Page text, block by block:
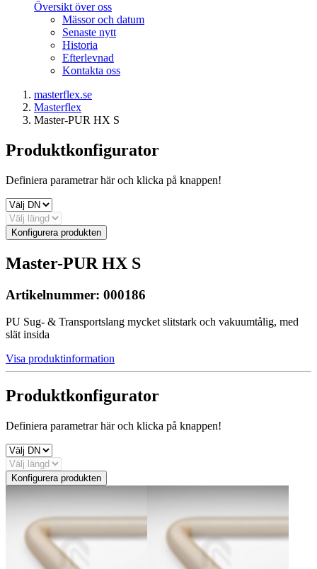
Översikt över oss
Mässor och datum
Senaste nytt
Historia
Efterlevnad
Kontakta oss
masterflex.se
Masterflex
Master-PUR HX S
Produktkonfigurator
Definiera parametrar här och klicka på knappen!
Konfigurera produkten
Master-PUR HX S
Artikelnummer: 000186
PU Sug- & Transportslang mycket slitstark och vakuumtålig, med
slät insida
Visa produktinformation
Produktkonfigurator
Definiera parametrar här och klicka på knappen!
Konfigurera produkten